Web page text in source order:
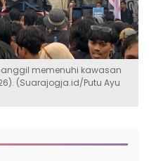
memenuhi kawasan
(Suarajogja.id/Putu Ayu